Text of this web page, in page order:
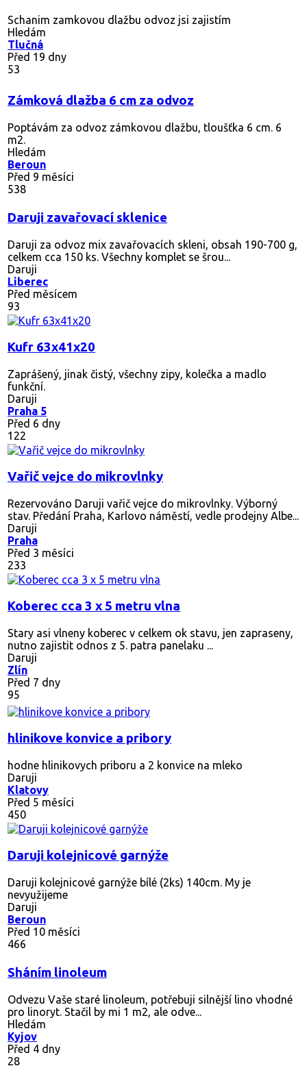
Schanim zamkovou dlažbu odvoz jsi zajistím
Hledám
Tlučná
Před 19 dny
53
Zámková dlažba 6 cm za odvoz
Poptávám za odvoz zámkovou dlažbu, tloušťka 6 cm. 6
m2.
Hledám
Beroun
Před 9 měsíci
538
Daruji zavařovací sklenice
Daruji za odvoz mix zavařovacích skleni, obsah 190-700 g,
celkem cca 150 ks. Všechny komplet se šrou...
Daruji
Liberec
Před měsícem
93
Kufr 63x41x20
Zaprášený, jinak čistý, všechny zipy, kolečka a madlo
funkční.
Daruji
Praha 5
Před 6 dny
122
Vařič vejce do mikrovlnky
Rezervováno Daruji vařič vejce do mikrovlnky. Výborný
stav. Předání Praha, Karlovo náměstí, vedle prodejny Albe...
Daruji
Praha
Před 3 měsíci
233
Koberec cca 3 x 5 metru vlna
Stary asi vlneny koberec v celkem ok stavu, jen zapraseny,
nutno zajistit odnos z 5. patra panelaku ...
Daruji
Zlín
Před 7 dny
95
hlinikove konvice a pribory
hodne hlinikovych priboru a 2 konvice na mleko
Daruji
Klatovy
Před 5 měsíci
450
Daruji kolejnicové garnýže
Daruji kolejnicové garnýže bílé (2ks) 140cm. My je
nevyužijeme
Daruji
Beroun
Před 10 měsíci
466
Sháním linoleum
Odvezu Vaše staré linoleum, potřebuji silnější lino vhodné
pro linoryt. Stačil by mi 1 m2, ale odve...
Hledám
Kyjov
Před 4 dny
28